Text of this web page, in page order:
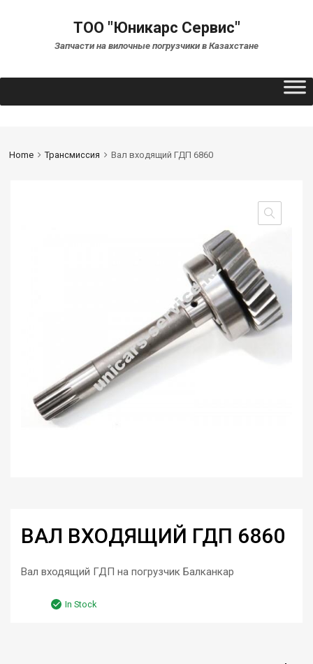
ТОО "Юникарс Сервис"
Запчасти на вилочные погрузчики в Казахстане
Home Трансмиссия Вал входящий ГДП 6860
ВАЛ ВХОДЯЩИЙ ГДП 6860
Вал входящий ГДП на погрузчик Балканкар
In Stock